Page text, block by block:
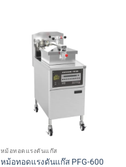
หม้อทอดแรงดันแก๊ส
หม้อทอดแรงดันแก๊ส PFG-600